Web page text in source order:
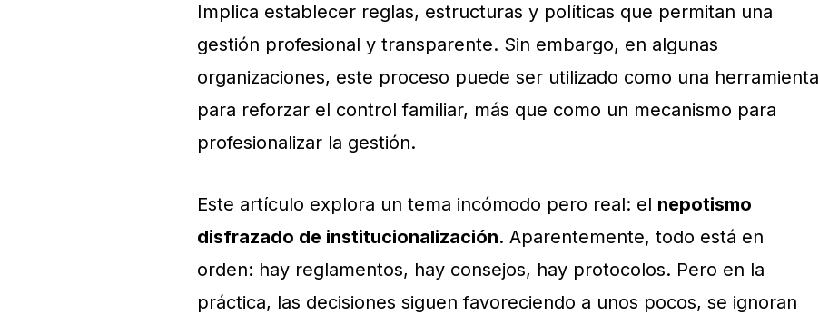
Implica establecer reglas, estructuras y políticas que permitan una
gestión profesional y transparente. Sin embargo, en algunas
organizaciones, este proceso puede ser utilizado como una herramienta
para reforzar el control familiar, más que como un mecanismo para
profesionalizar la gestión.
Este artículo explora un tema incómodo pero real: el nepotismo
disfrazado de institucionalización. Aparentemente, todo está en
orden: hay reglamentos, hay consejos, hay protocolos. Pero en la
práctica, las decisiones siguen favoreciendo a unos pocos, se ignoran